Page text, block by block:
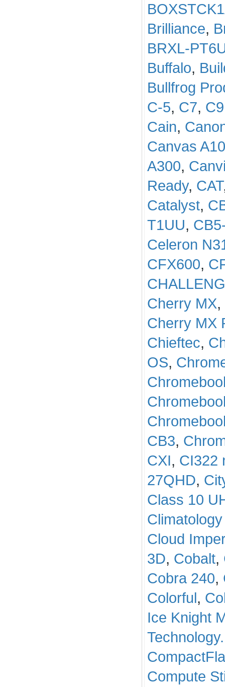
Brilliance,
BRXL-
Buffalo,
Bullfrog
C-5, C7,
Cain,
Canvas
A300,
Ready, CAT
Catalyst,
T1UU,
Celeron
CFX600,
Cherry MX,
Cherry MX
Chieftec,
OS,
CB3,
CXI, CI322
27QHD,
Class 10
Cloud
3D, Cobalt,
Cobra 240,
Colorful,
Ice Knight
Compute